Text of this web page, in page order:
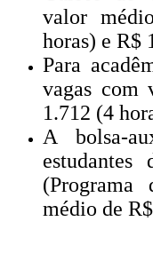
valor
horas) e R$
Para
vagas com
1.712 (4
A bolsa-
estudantes
(Programa
médio de